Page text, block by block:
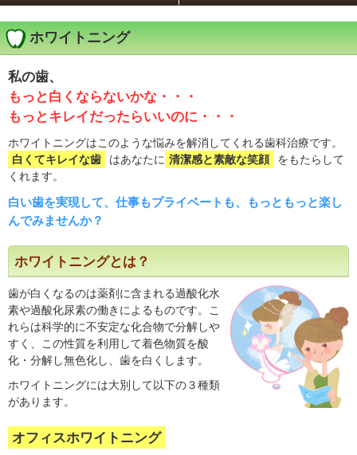
ホワイトニング
私の歯、
もっと白くならないかな・・・
もっとキレイだったらいいのに・・・
ホワイトニングはこのような悩みを解消してくれる歯科治療です。
白くてキレイな歯
はあなたに 清潔感と素敵な笑顔
をもたらして
くれます。
白い歯を実現して、仕事もプライベートも、もっともっと楽し
んでみませんか？
ホワイトニングとは？
歯が白くなるのは薬剤に含まれる過酸化水
素や過酸化尿素の働きによるものです。こ
れらは科学的に不安定な化合物で分解しや
すく、この性質を利用して着色物質を酸
化・分解し無色化し、歯を白くします。
ホワイトニングには大別して以下の３種類
があります。
オフィスホワイトニング